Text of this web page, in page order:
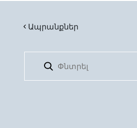
Ապրանքներ